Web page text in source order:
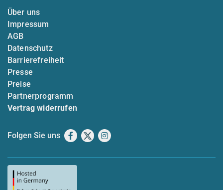
Über uns
Impressum
AGB
Datenschutz
Barrierefreiheit
Presse
Preise
Partnerprogramm
Vertrag widerrufen
Folgen Sie uns Facebook
X Instagram